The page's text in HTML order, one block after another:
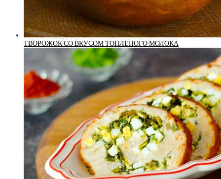
ТВОРОЖОК СО ВКУСОМ ТОПЛЁНОГО МОЛОКА